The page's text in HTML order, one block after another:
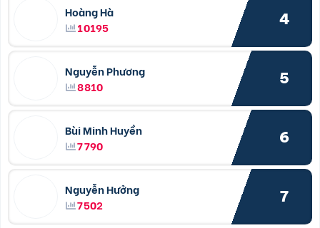
Hoàng Hà
10195
4
Nguyễn Phương
8810
5
Bùi Minh Huyền
7790
6
Nguyễn Hưởng
7502
7